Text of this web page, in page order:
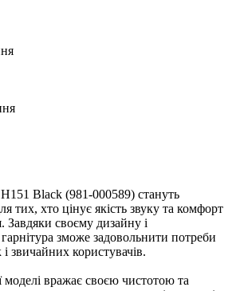
Black (981-000589) стануть
тих, хто цінує якість звуку та комфорт
Завдяки своєму дизайну і
зможе задовольнити потреби
звичайних користувачів.
моделі вражає своєю чистотою та